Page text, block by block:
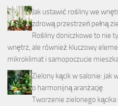
Jak ustawić rośliny we
zdrową przestrzeń pełną
Rośliny doniczkowe to nie
wnętrz, ale również kluczowy
mikroklimat i samopoczucie
Zielony kącik w salonie: jak
o harmonijną aranżację
Tworzenie zielonego